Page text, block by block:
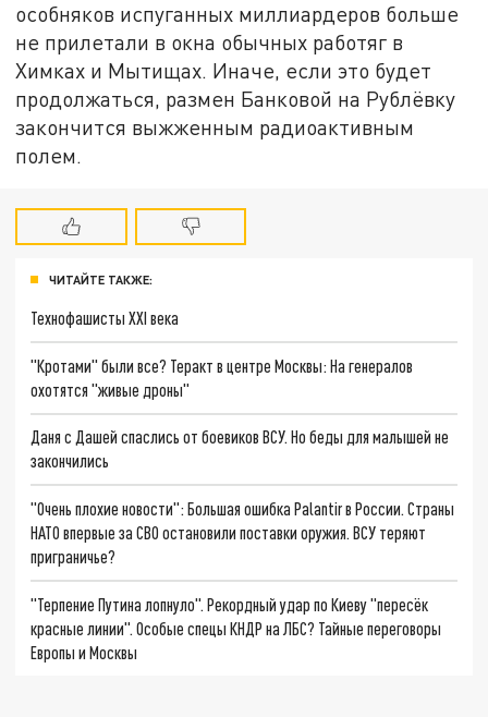
особняков испуганных миллиардеров больше
не прилетали в окна обычных работяг в
Химках и Мытищах. Иначе, если это будет
продолжаться, размен Банковой на Рублёвку
закончится выжженным радиоактивным
полем.
ЧИТАЙТЕ ТАКЖЕ:
Технофашисты XXI века
"Кротами" были все? Теракт в центре Москвы: На генералов
охотятся "живые дроны"
Даня с Дашей спаслись от боевиков ВСУ. Но беды для малышей не
закончились
"Очень плохие новости": Большая ошибка Palantir в России. Страны
НАТО впервые за СВО остановили поставки оружия. ВСУ теряют
приграничье?
"Терпение Путина лопнуло". Рекордный удар по Киеву "пересёк
красные линии". Особые спецы КНДР на ЛБС? Тайные переговоры
Европы и Москвы